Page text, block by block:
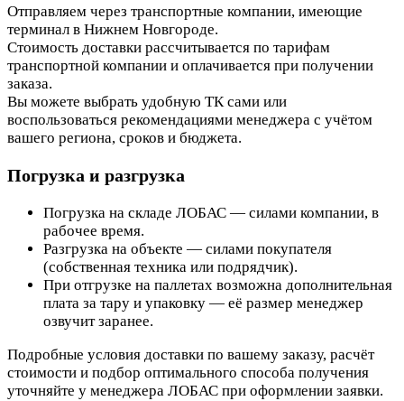
Отправляем через транспортные компании, имеющие
терминал в Нижнем Новгороде.
Стоимость доставки рассчитывается по тарифам
транспортной компании и оплачивается при получении
заказа.
Вы можете выбрать удобную ТК сами или
воспользоваться рекомендациями менеджера с учётом
вашего региона, сроков и бюджета.
Погрузка и разгрузка
Погрузка на складе ЛОБАС — силами компании, в
рабочее время.
Разгрузка на объекте — силами покупателя
(собственная техника или подрядчик).
При отгрузке на паллетах возможна дополнительная
плата за тару и упаковку — её размер менеджер
озвучит заранее.
Подробные условия доставки по вашему заказу, расчёт
стоимости и подбор оптимального способа получения
уточняйте у менеджера ЛОБАС при оформлении заявки.